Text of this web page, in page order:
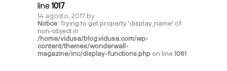
line 1017
14 agosto, 2017 by
Notice: Trying to get property 'display_name' of
non-object in
/home/vidusa/blog.vidusa.com/wp-
content/themes/wonderwall-
magazine/inc/display-functions.php on line 1061